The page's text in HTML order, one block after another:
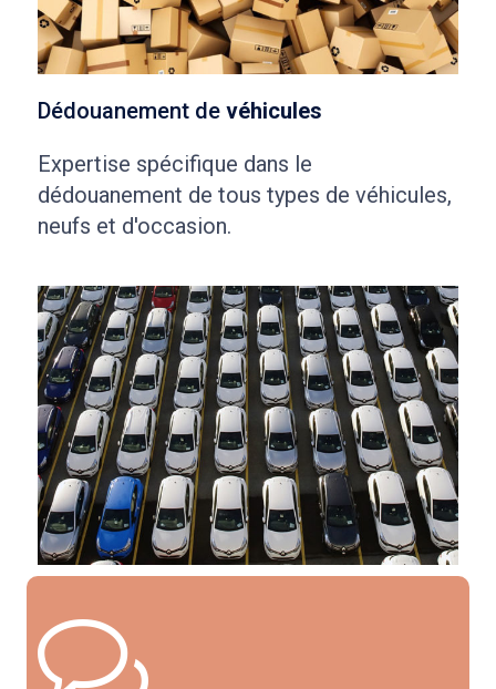
Dédouanement de véhicules
Expertise spécifique dans le
dédouanement de tous types de véhicules,
neufs et d'occasion.